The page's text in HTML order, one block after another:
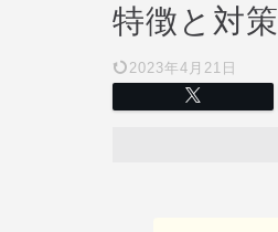
特徴と対策
2023年4月21日